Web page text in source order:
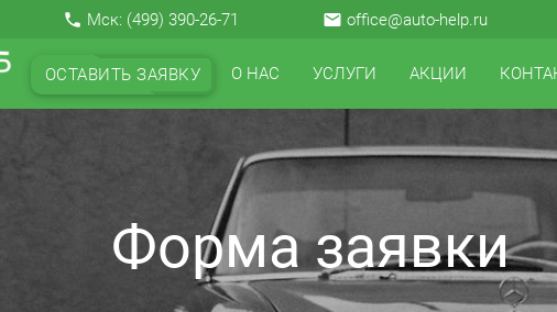
local_phone Мск: (499) 390-26-71 email office@auto-help.ru
ОСТАВИТЬ ЗАЯВКУ О НАС УСЛУГИ АКЦИИ
Форма заявки